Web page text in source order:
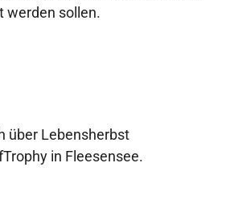
werden sollen.
über Lebensherbst
in Fleesensee.